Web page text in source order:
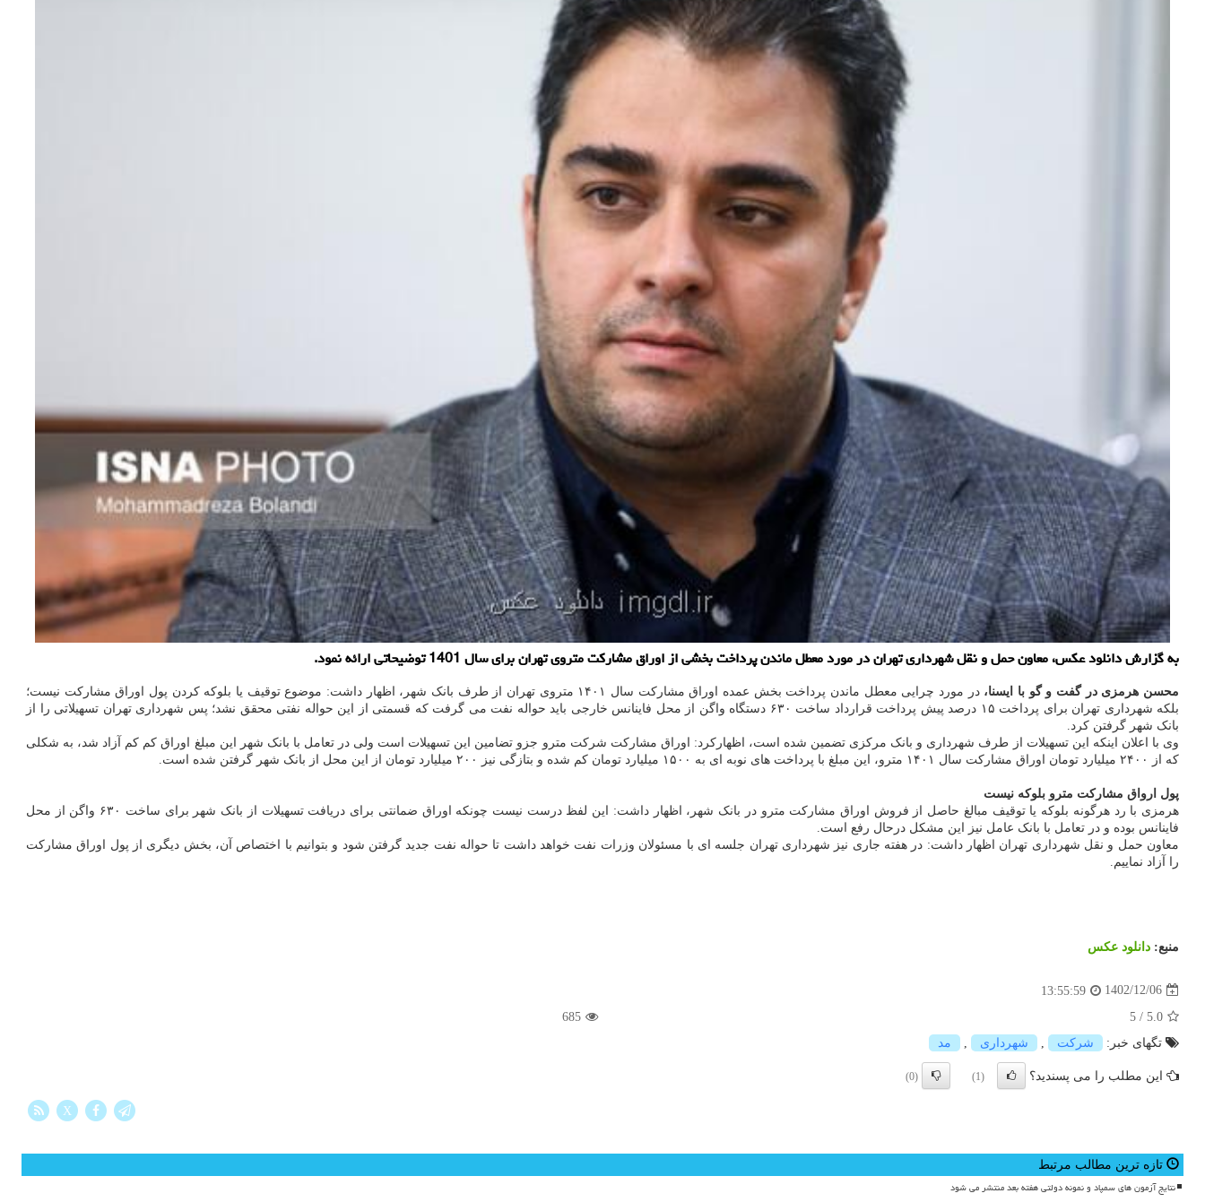
به گزارش دانلود عکس، معاون حمل و نقل شهرداری تهران در مورد معطل ماندن پرداخت بخشی از اوراق مشارکت متروی تهران برای سال 1401 توضیحاتی ارائه نمود.
محسن هرمزی در گفت و گو با ایسنا،
در مورد چرایی معطل ماندن پرداخت بخش عمده اوراق مشارکت سال ۱۴۰۱ متروی تهران از طرف بانک شهر، اظهار داشت: موضوع توقیف یا بلوکه کردن پول اوراق مشارکت نیست؛
بلکه شهرداری تهران برای پرداخت ۱۵ درصد پیش پرداخت قرارداد ساخت ۶۳۰ دستگاه واگن از محل فاینانس خارجی باید حواله نفت می گرفت که قسمتی از این حواله نفتی محقق نشد؛ پس شهرداری تهران تسهیلاتی را از
بانک شهر گرفتن کرد.
وی با اعلان اینکه این تسهیلات از طرف شهرداری و بانک مرکزی تضمین شده است، اظهارکرد: اوراق مشارکت شرکت مترو جزو تضامین این تسهیلات است ولی در تعامل با بانک شهر این مبلغ اوراق کم کم آزاد شد، به شکلی
که از ۲۴۰۰ میلیارد تومان اوراق مشارکت سال ۱۴۰۱ مترو، این مبلغ با پرداخت های نوبه ای به ۱۵۰۰ میلیارد تومان کم شده و بتازگی نیز ۲۰۰ میلیارد تومان از این محل از بانک شهر گرفتن شده است.
پول ارواق مشارکت مترو بلوکه نیست
هرمزی با رد هرگونه بلوکه یا توقیف مبالغ حاصل از فروش اوراق مشارکت مترو در بانک شهر، اظهار داشت: این لفظ درست نیست چونکه اوراق ضمانتی برای دریافت تسهیلات از بانک شهر برای ساخت ۶۳۰ واگن از محل
فاینانس بوده و در تعامل با بانک عامل نیز این مشکل درحال رفع است.
معاون حمل و نقل شهرداری تهران اظهار داشت: در هفته جاری نیز شهرداری تهران جلسه ای با مسئولان وزرات نفت خواهد داشت تا حواله نفت جدید گرفتن شود و بتوانیم با اختصاص آن، بخش دیگری از پول اوراق مشارکت
را آزاد نماییم.
منبع: دانلود عكس
1402/12/06
13:55:59
5.0
/
5
685
تگهای خبر:
شركت , شهرداری , مد
این مطلب را می پسندید؟ (1)
(0)
X
تازه ترین مطالب مرتبط
نتایج آزمون های سمپاد و نمونه دولتی هفته بعد منتشر می شود